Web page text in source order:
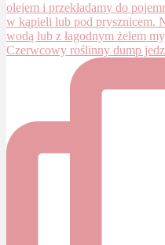
Czerwcowy roślinny dump